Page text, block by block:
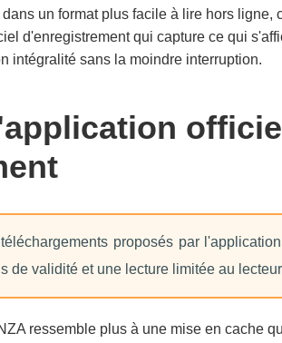
un format plus facile à lire hors ligne,
d'enregistrement qui capture ce qui
intégralité sans la moindre interruption.
proposés par
de validité et une lecture limitée au
ressemble plus à une mise en cache